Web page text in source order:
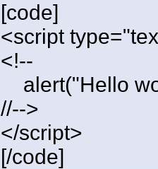
[code]
<script
<!--
alert("Hello
//-->
</script>
[/code]